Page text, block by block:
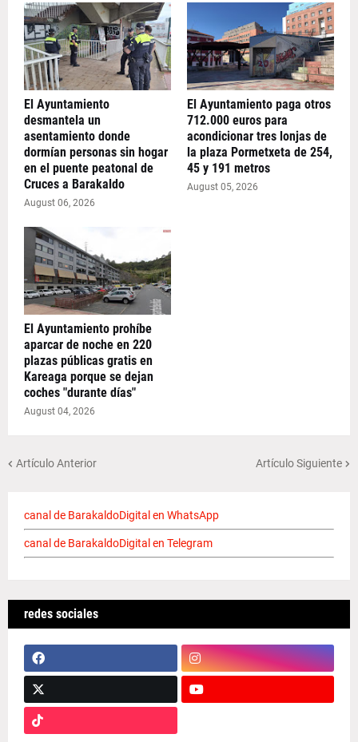
El Ayuntamiento
desmantela un
asentamiento donde
dormían personas sin hogar
en el puente peatonal de
Cruces a Barakaldo
August 06, 2026
El Ayuntamiento paga otros
712.000 euros para
acondicionar tres lonjas de
la plaza Pormetxeta de 254,
45 y 191 metros
August 05, 2026
El Ayuntamiento prohíbe
aparcar de noche en 220
plazas públicas gratis en
Kareaga porque se dejan
coches "durante días"
August 04, 2026
Artículo Anterior Artículo Siguiente
canal de BarakaldoDigital en WhatsApp
canal de BarakaldoDigital en Telegram
redes sociales